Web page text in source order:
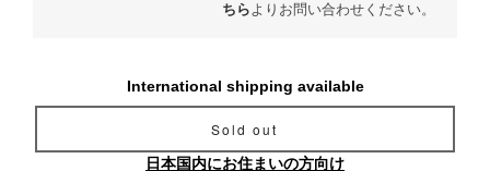
ちらよりお問い合わせください。
International shipping available
Sold out
日本国内にお住まいの方向け